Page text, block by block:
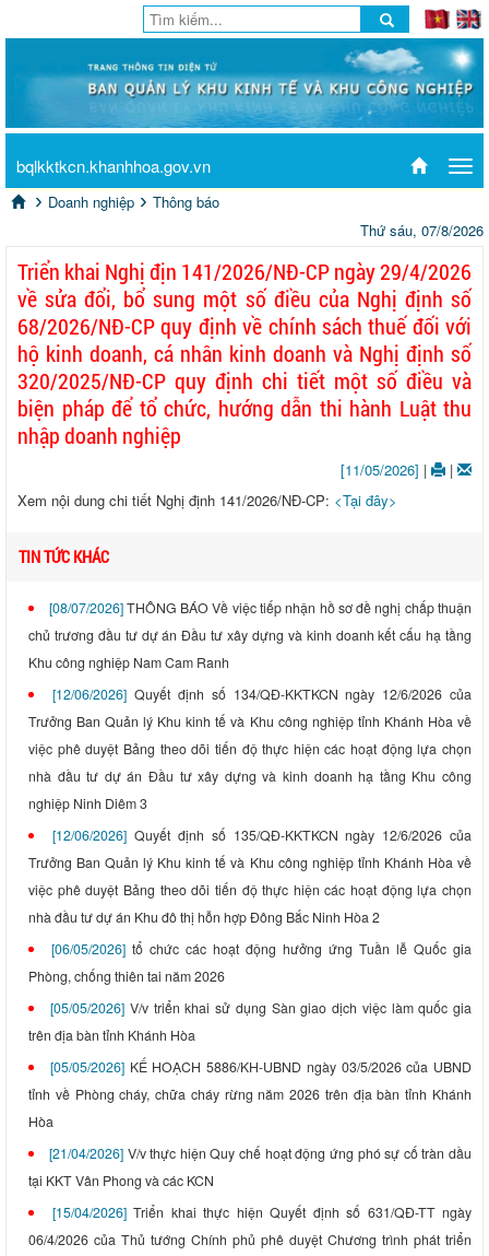
bqlkktkcn.khanhhoa.gov.vn
Doanh nghiệp
Thông báo
Thứ sáu, 07/8/2026
Triển khai Nghị địn 141/2026/NĐ-CP ngày 29/4/2026
về sửa đổi, bổ sung một số điều của Nghị định số
68/2026/NĐ-CP quy định về chính sách thuế đối với
hộ kinh doanh, cá nhân kinh doanh và Nghị định số
320/2025/NĐ-CP quy định chi tiết một số điều và
biện pháp để tổ chức, hướng dẫn thi hành Luật thu
nhập doanh nghiệp
[11/05/2026] |
|
Xem nội dung chi tiết Nghị định 141/2026/NĐ-CP: <Tại đây>
TIN TỨC KHÁC
[08/07/2026]THÔNG BÁO Về việc tiếp nhận hồ sơ đề nghị chấp thuận
chủ trương đầu tư dự án Đầu tư xây dựng và kinh doanh kết cấu hạ tầng
Khu công nghiệp Nam Cam Ranh
[12/06/2026]Quyết định số 134/QĐ-KKTKCN ngày 12/6/2026 của
Trưởng Ban Quản lý Khu kinh tế và Khu công nghiệp tỉnh Khánh Hòa về
việc phê duyệt Bảng theo dõi tiến độ thực hiện các hoạt động lựa chọn
nhà đầu tư dự án Đầu tư xây dựng và kinh doanh hạ tầng Khu công
nghiệp Ninh Diêm 3
[12/06/2026]Quyết định số 135/QĐ-KKTKCN ngày 12/6/2026 của
Trưởng Ban Quản lý Khu kinh tế và Khu công nghiệp tỉnh Khánh Hòa về
việc phê duyệt Bảng theo dõi tiến độ thực hiện các hoạt động lựa chọn
nhà đầu tư dự án Khu đô thị hỗn hợp Đông Bắc Ninh Hòa 2
[06/05/2026]tổ chức các hoạt động hưởng ứng Tuần lễ Quốc gia
Phòng, chống thiên tai năm 2026
[05/05/2026] V/v triển khai sử dụng Sàn giao dịch việc làm quốc gia
trên địa bàn tỉnh Khánh Hòa
[05/05/2026] KẾ HOẠCH 5886/KH-UBND ngày 03/5/2026 của UBND
tỉnh về Phòng cháy, chữa cháy rừng năm 2026 trên địa bàn tỉnh Khánh
Hòa
[21/04/2026] V/v thực hiện Quy chế hoạt động ứng phó sự cố tràn dầu
tại KKT Vân Phong và các KCN
[15/04/2026]Triển khai thực hiện Quyết định số 631/QĐ-TT ngày
06/4/2026 của Thủ tướng Chính phủ phê duyệt Chương trình phát triển